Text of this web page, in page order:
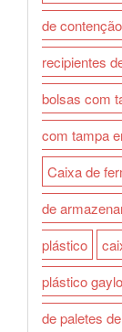
de
recipientes
bolsas com
com tampa
Caixa de
de
plástico
plástico
de paletes